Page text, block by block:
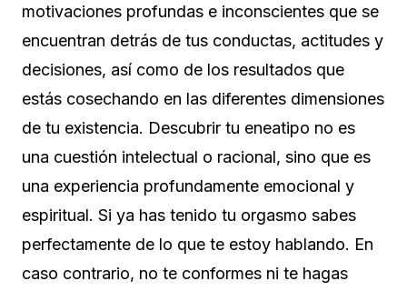
motivaciones profundas e inconscientes que se
encuentran detrás de tus conductas, actitudes y
decisiones, así como de los resultados que
estás cosechando en las diferentes dimensiones
de tu existencia. Descubrir tu eneatipo no es
una cuestión intelectual o racional, sino que es
una experiencia profundamente emocional y
espiritual. Si ya has tenido tu orgasmo sabes
perfectamente de lo que te estoy hablando. En
caso contrario, no te conformes ni te hagas